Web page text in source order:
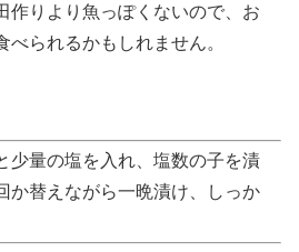
作りより魚っぽくないので、お
べられるかもしれません。
少量の塩を入れ、塩数の子を漬
か替えながら一晩漬け、しっか